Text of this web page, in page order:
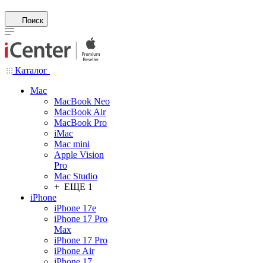
Поиск
Каталог
Mac
MacBook Neo
MacBook Air
MacBook Pro
iMac
Mac mini
Apple Vision
Pro
Mac Studio
+ ЕЩЕ 1
iPhone
iPhone 17e
iPhone 17 Pro
Max
iPhone 17 Pro
iPhone Air